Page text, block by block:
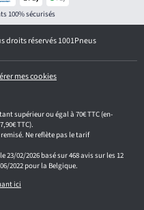
100% sécurisés
droits réservés 1001Pneus
mes cookies
supérieur ou égal à 70€ TTC (en-
TTC).
Ne reflète pas le tarif
02/2026 basé sur 468 avis sur les 12
2022 pour la Belgique.
ici